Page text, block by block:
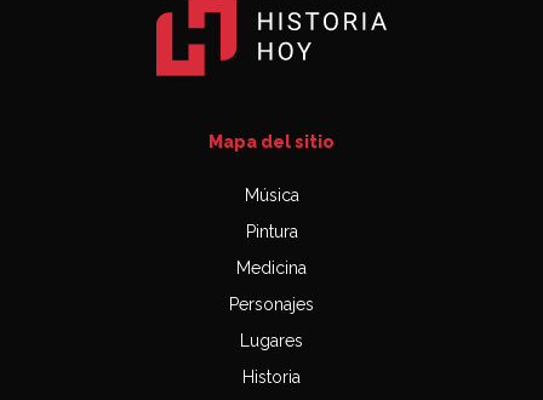
Mapa del sitio
Música
Pintura
Medicina
Personajes
Lugares
Historia